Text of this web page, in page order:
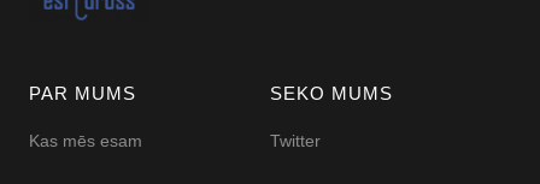
PAR MUMS
Kas mēs esam
SEKO MUMS
Twitter